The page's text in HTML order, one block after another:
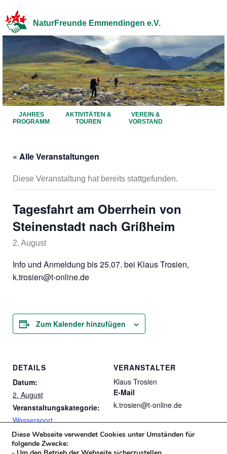
NaturFreunde Emmendingen e.V.
JAHRES
PROGRAMM
AKTIVITÄTEN &
TOUREN
VEREIN &
VORSTAND
« Alle Veranstaltungen
Diese Veranstaltung hat bereits stattgefunden.
Tagesfahrt am Oberrhein von
Steinenstadt nach Grißheim
2. August
Info und Anmeldung bis 25.07. bei Klaus Trosien,
k.trosien@t-online.de
Zum Kalender hinzufügen
DETAILS
Datum:
2. August
Veranstaltungskategorie:
Wassersport
VERANSTALTER
Klaus Trosien
E-Mail
k.trosien@t-online.de
Diese Webseite verwendet Cookies unter Umständen für
folgende Zwecke: